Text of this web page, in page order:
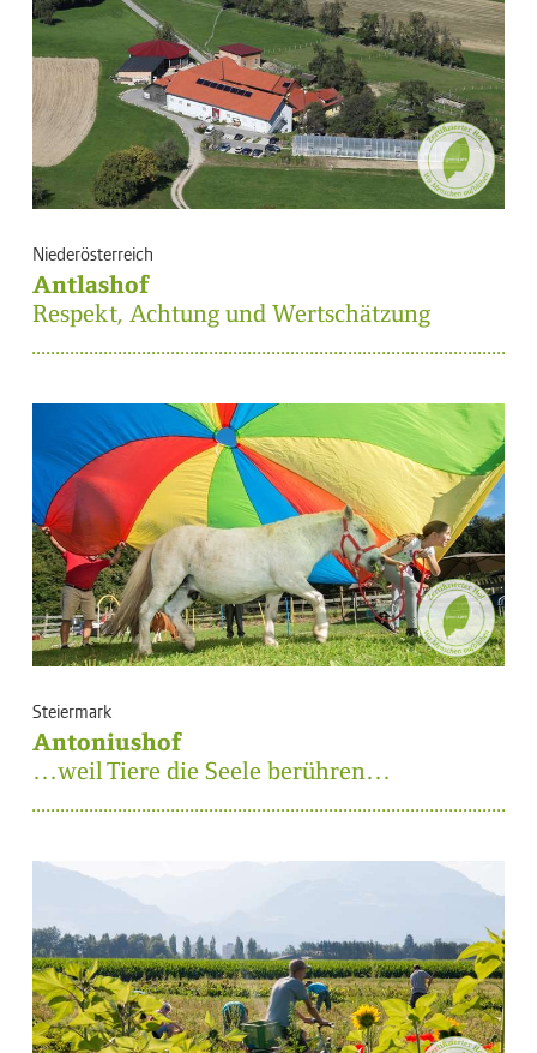
Niederösterreich
Antlashof
Respekt, Achtung und Wertschätzung
Steiermark
Antoniushof
…weil Tiere die Seele berühren…